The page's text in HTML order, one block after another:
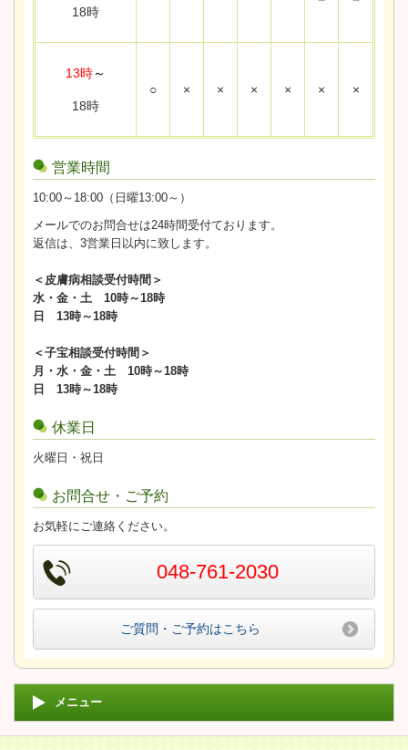
18時
13時～
18時
○ × × × × × ×
営業時間
10:00～18:00（日曜13:00～）
メールでのお問合せは24時間受付ております。
返信は、3営業日以内に致します。
＜皮膚病相談受付時間＞
水・金・土 10時～18時
日 13時～18時
＜子宝相談受付時間＞
月・水・金・土 10時～18時
日 13時～18時
休業日
火曜日・祝日
お問合せ・ご予約
お気軽にご連絡ください。
048-761-2030
ご質問・ご予約はこちら
メニュー